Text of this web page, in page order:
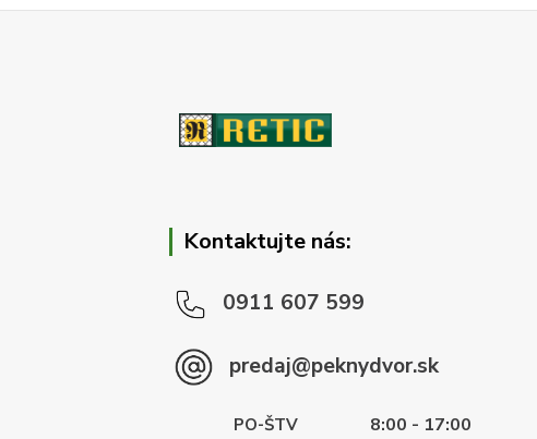
Kontaktujte nás:
0911 607 599
predaj@peknydvor.sk
PO-ŠTV 8:00 - 17:00